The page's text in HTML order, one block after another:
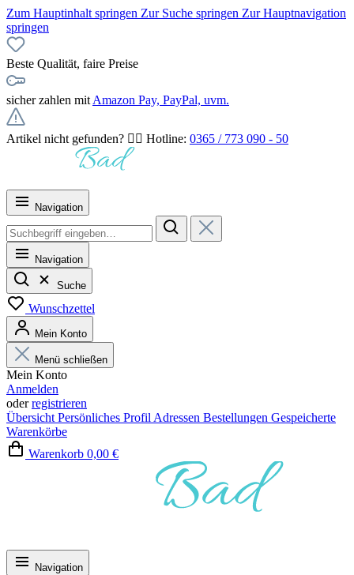
Zum Hauptinhalt springen Zur Suche springen Zur Hauptnavigation
springen
Beste Qualität, faire Preise
sicher zahlen mit Amazon Pay, PayPal, uvm.
Artikel nicht gefunden? 👉🏻 Hotline: 0365 / 773 090 - 50
Navigation
Navigation
Suche
Wunschzettel
Mein Konto
Menü schließen
Mein Konto
Anmelden
oderregistrieren
Übersicht Persönliches Profil Adressen Bestellungen Gespeicherte
Warenkörbe
Warenkorb 0,00 €
Navigation